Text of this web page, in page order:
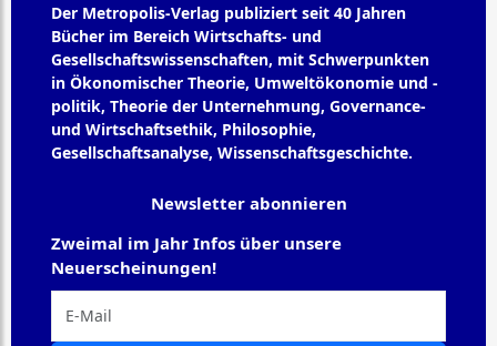
Der Metropolis-Verlag publiziert seit 40 Jahren
Bücher im Bereich Wirtschafts- und
Gesellschaftswissenschaften, mit Schwerpunkten
in Ökonomischer Theorie, Umweltökonomie und -
politik, Theorie der Unternehmung, Governance-
und Wirtschaftsethik, Philosophie,
Gesellschaftsanalyse, Wissenschaftsgeschichte.
Newsletter abonnieren
Zweimal im Jahr Infos über unsere
Neuerscheinungen!